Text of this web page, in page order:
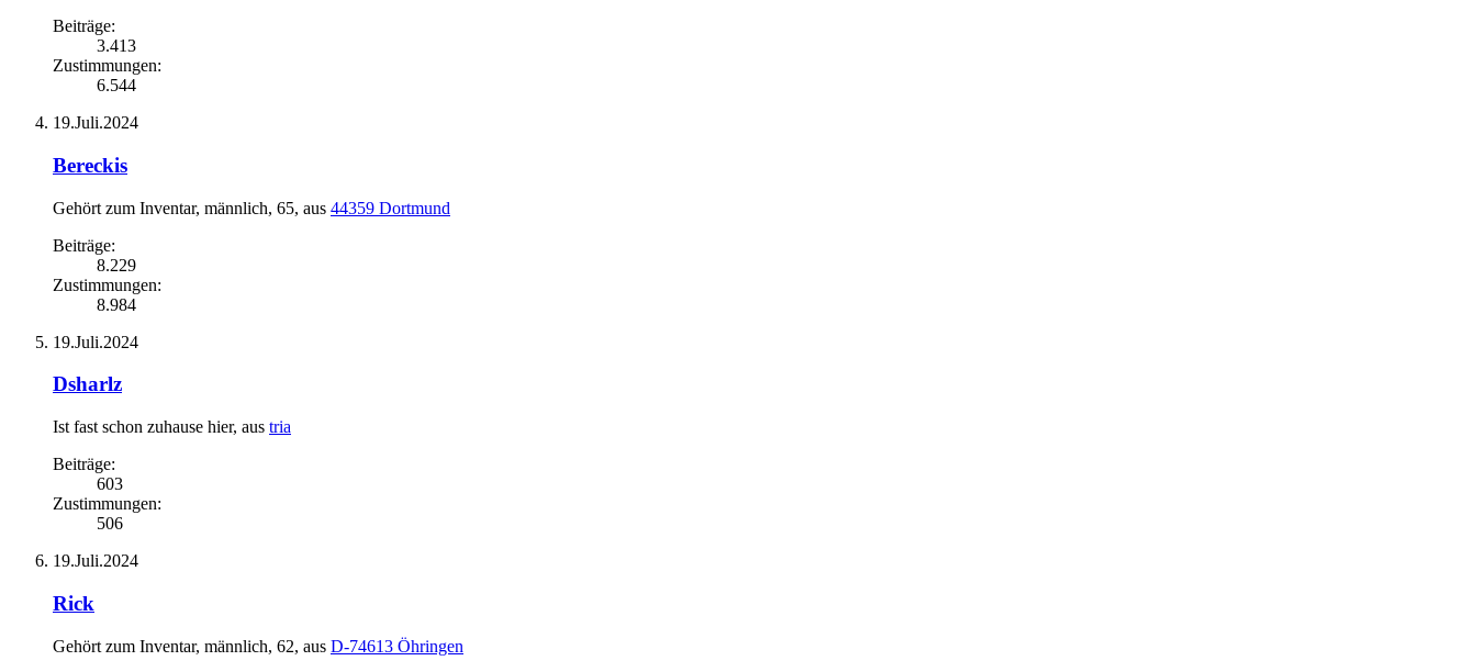
Beiträge:
3.413
Zustimmungen:
6.544
19.Juli.2024
Bereckis
Gehört zum Inventar, männlich, 65, aus 44359 Dortmund
Beiträge:
8.229
Zustimmungen:
8.984
19.Juli.2024
Dsharlz
Ist fast schon zuhause hier, aus tria
Beiträge:
603
Zustimmungen:
506
19.Juli.2024
Rick
Gehört zum Inventar, männlich, 62, aus D-74613 Öhringen